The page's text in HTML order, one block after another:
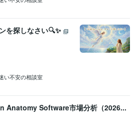
を探しなさい🔍✨
い不安の相談室
Anatomy Software市場分析（2026...